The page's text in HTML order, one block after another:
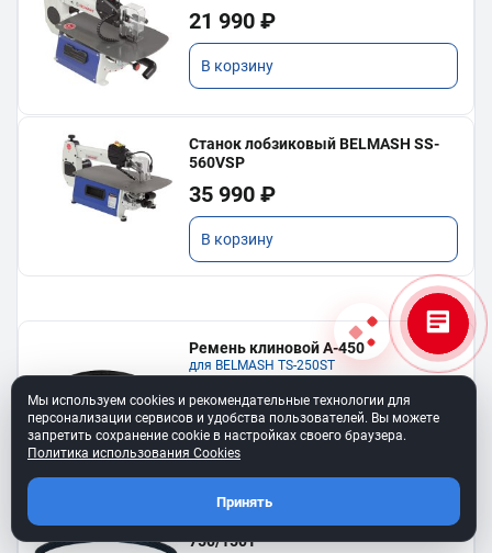
21 990 ₽
В корзину
Станок лобзиковый BELMASH SS-
560VSP
35 990 ₽
В корзину
Ремень клиновой A-450
для BELMASH TS-250SТ
550 ₽
В корзину
Ремень 6PJ610 для BELMASH BJM-
750/150T
Мы используем cookies и рекомендательные технологии для
персонализации сервисов и удобства пользователей. Вы можете
запретить сохранение cookie в настройках своего браузера.
Политика использования Cookies
Принять